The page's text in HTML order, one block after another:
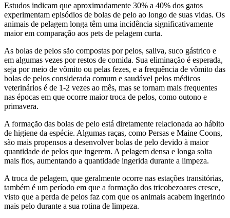
Estudos indicam que aproximadamente 30% a 40% dos gatos
experimentam episódios de bolas de pelo ao longo de suas vidas. Os
animais de pelagem longa têm uma incidência significativamente
maior em comparação aos pets de pelagem curta.
As bolas de pelos são compostas por pelos, saliva, suco gástrico e
em algumas vezes por restos de comida. Sua eliminação é esperada,
seja por meio de vômito ou pelas fezes, e a frequência de vômito das
bolas de pelos considerada comum e saudável pelos médicos
veterinários é de 1-2 vezes ao mês, mas se tornam mais frequentes
nas épocas em que ocorre maior troca de pelos, como outono e
primavera.
A formação das bolas de pelo está diretamente relacionada ao hábito
de higiene da espécie. Algumas raças, como Persas e Maine Coons,
são mais propensos a desenvolver bolas de pelo devido à maior
quantidade de pelos que ingerem. A pelagem densa e longa solta
mais fios, aumentando a quantidade ingerida durante a limpeza.
A troca de pelagem, que geralmente ocorre nas estações transitórias,
também é um período em que a formação dos tricobezoares cresce,
visto que a perda de pelos faz com que os animais acabem ingerindo
mais pelo durante a sua rotina de limpeza.